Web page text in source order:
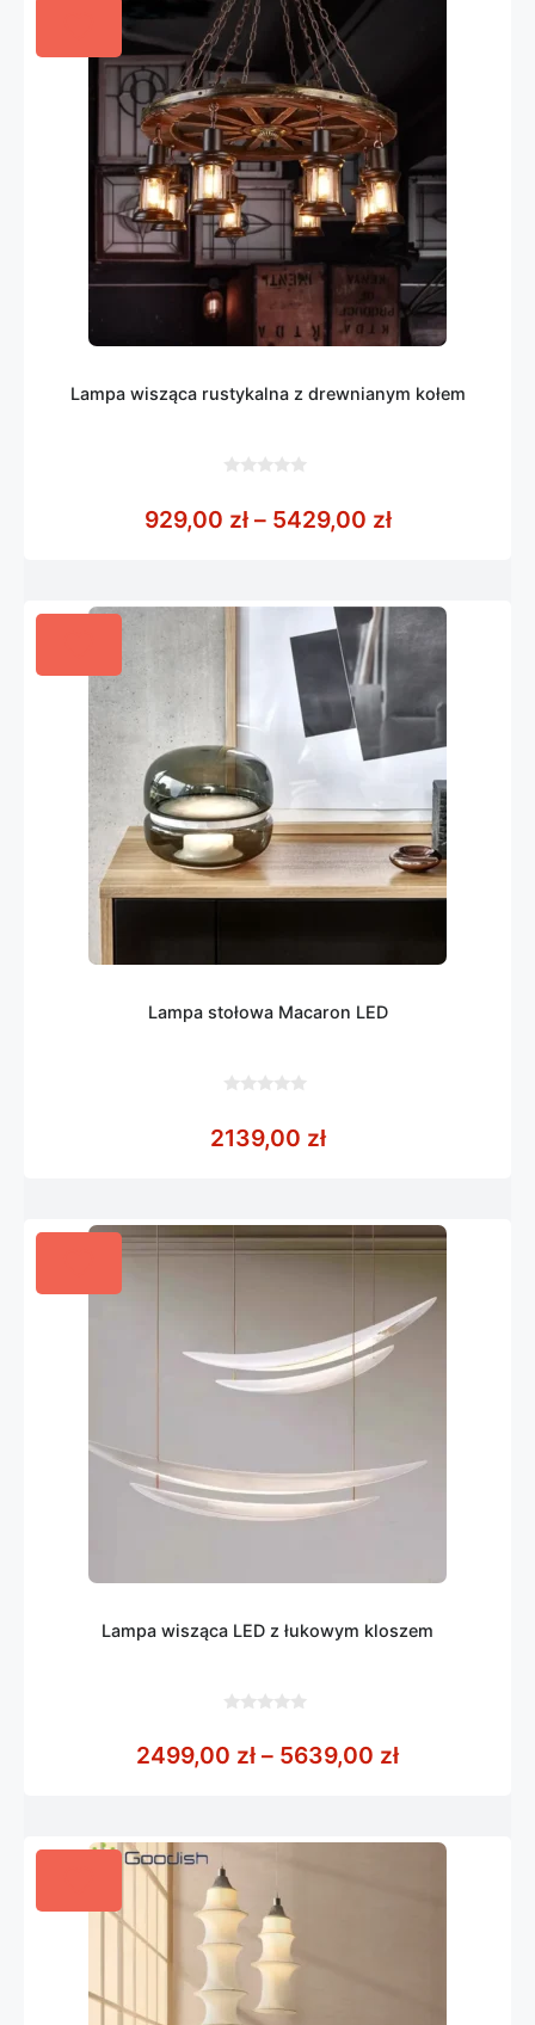
Lampa wisząca rustykalna z drewnianym kołem
5
929,00 zł – 5429,00 złZakres cen:
Lampa stołowa Macaron LED
5
2139,00 zł
Lampa wisząca LED z łukowym kloszem
5
2499,00 zł – 5639,00 złZakres cen: